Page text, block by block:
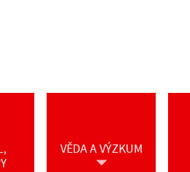
VĚDA A VÝZKUM